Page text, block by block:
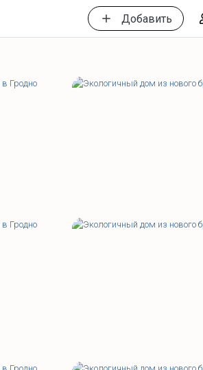
Добавить